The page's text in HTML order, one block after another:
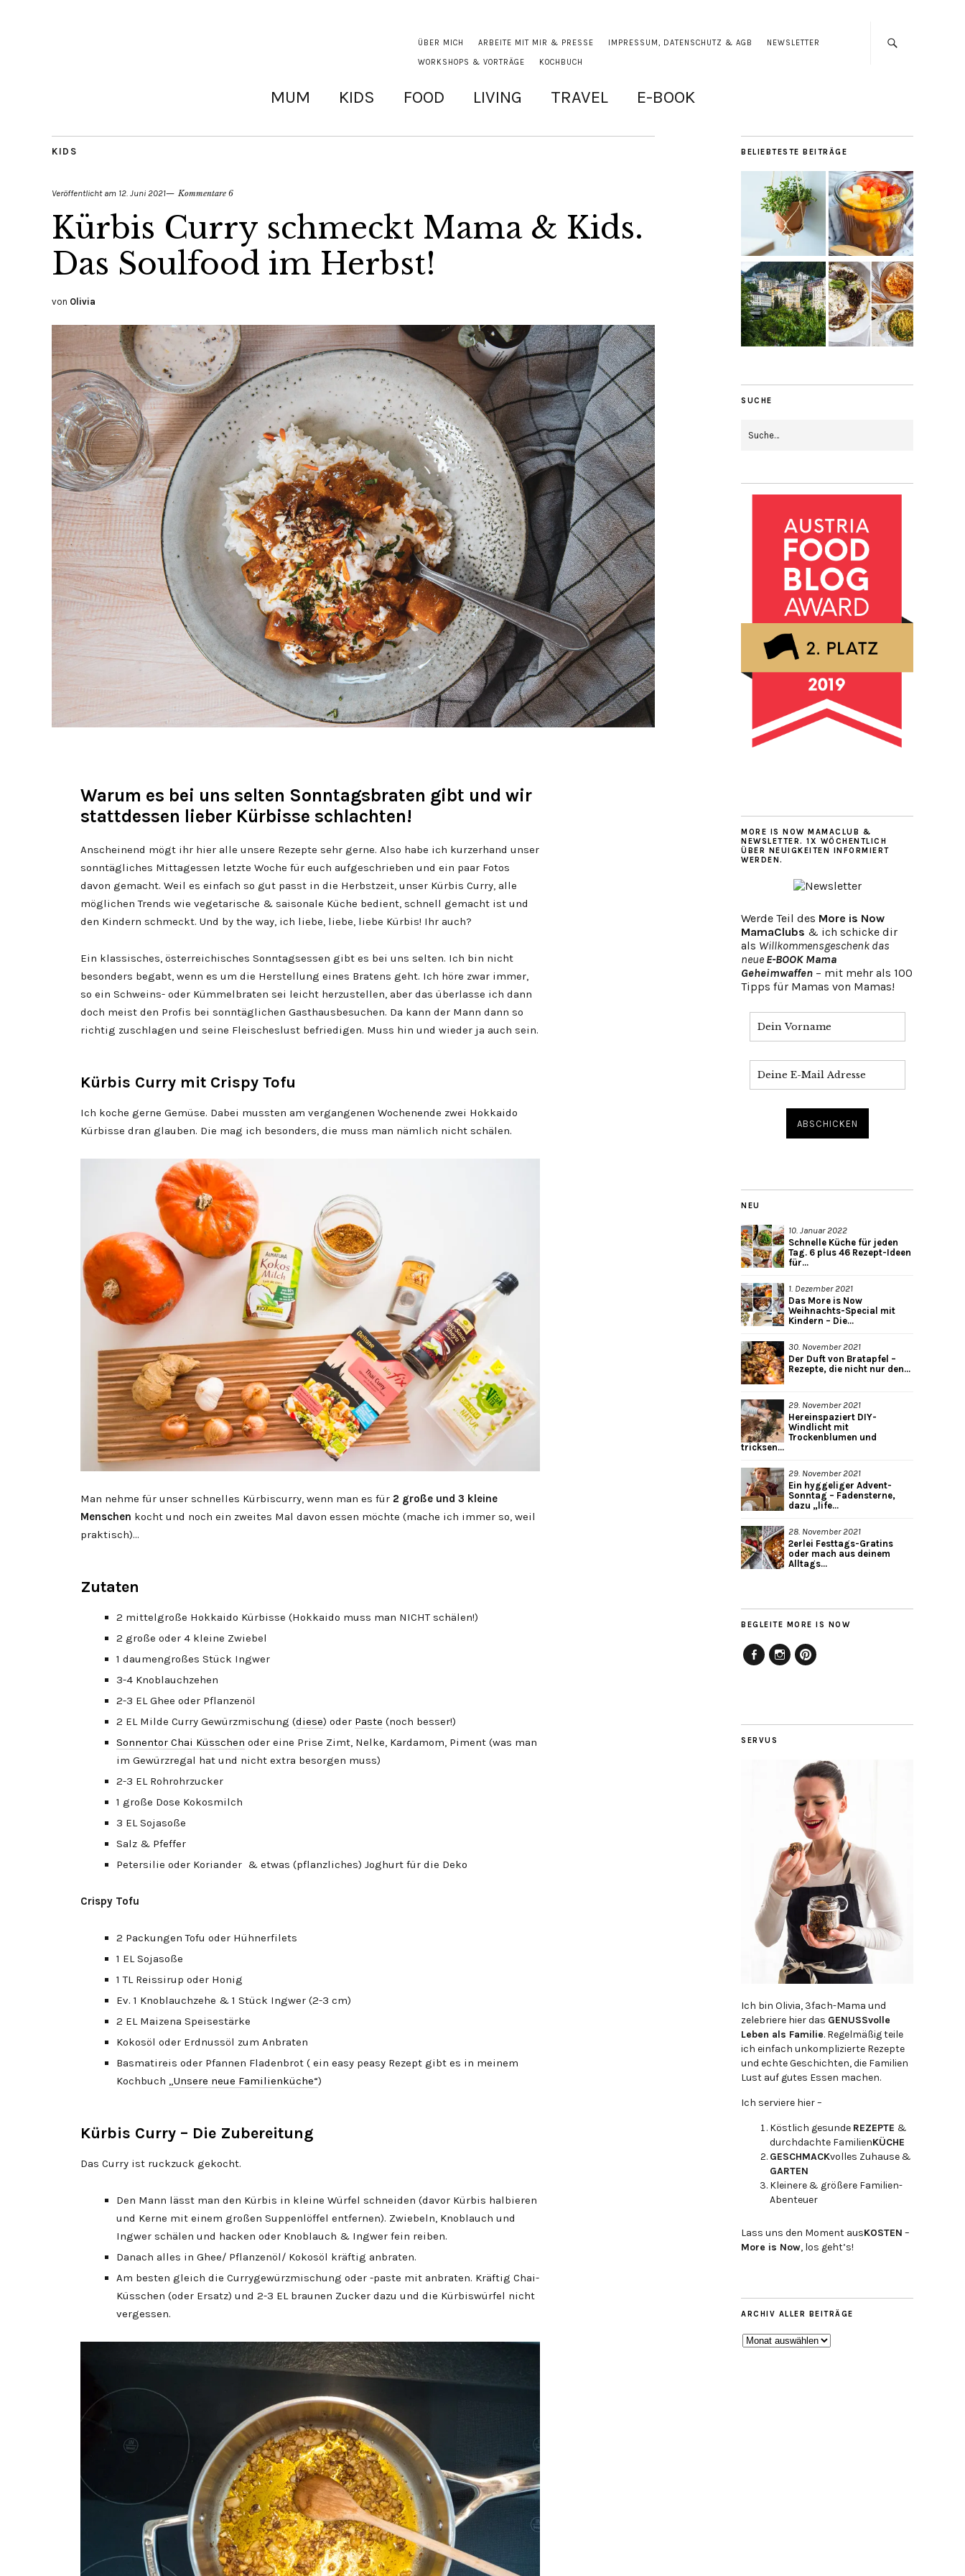
ÜBER MICH ARBEITE MIT MIR & PRESSE IMPRESSUM, DATENSCHUTZ & AGB NEWSLETTER
WORKSHOPS & VORTRÄGE KOCHBUCH
MUM KIDS FOOD LIVING TRAVEL E-BOOK
KIDS
Veröffentlicht am 12. Juni 2021 Kommentare 6
Kürbis Curry schmeckt Mama & Kids.
Das Soulfood im Herbst!
von Olivia
Warum es bei uns selten Sonntagsbraten gibt und wir
stattdessen lieber Kürbisse schlachten!
Anscheinend mögt ihr hier alle unsere Rezepte sehr gerne. Also habe ich kurzerhand unser
sonntägliches Mittagessen letzte Woche für euch aufgeschrieben und ein paar Fotos
davon gemacht. Weil es einfach so gut passt in die Herbstzeit, unser Kürbis Curry, alle
möglichen Trends wie vegetarische & saisonale Küche bedient, schnell gemacht ist und
den Kindern schmeckt. Und by the way, ich liebe, liebe, liebe Kürbis! Ihr auch?
Ein klassisches, österreichisches Sonntagsessen gibt es bei uns selten. Ich bin nicht
besonders begabt, wenn es um die Herstellung eines Bratens geht. Ich höre zwar immer,
so ein Schweins- oder Kümmelbraten sei leicht herzustellen, aber das überlasse ich dann
doch meist den Profis bei sonntäglichen Gasthausbesuchen. Da kann der Mann dann so
richtig zuschlagen und seine Fleischeslust befriedigen. Muss hin und wieder ja auch sein.
Kürbis Curry mit Crispy Tofu
Ich koche gerne Gemüse. Dabei mussten am vergangenen Wochenende zwei Hokkaido
Kürbisse dran glauben. Die mag ich besonders, die muss man nämlich nicht schälen.
Man nehme für unser schnelles Kürbiscurry, wenn man es für 2 große und 3 kleine
Menschen kocht und noch ein zweites Mal davon essen möchte (mache ich immer so, weil
praktisch)…
Zutaten
2 mittelgroße Hokkaido Kürbisse (Hokkaido muss man NICHT schälen!)
2 große oder 4 kleine Zwiebel
1 daumengroßes Stück Ingwer
3-4 Knoblauchzehen
2-3 EL Ghee oder Pflanzenöl
2 EL Milde Curry Gewürzmischung (diese) oder Paste (noch besser!)
Sonnentor Chai Küsschen oder eine Prise Zimt, Nelke, Kardamom, Piment (was man
im Gewürzregal hat und nicht extra besorgen muss)
2-3 EL Rohrohrzucker
1 große Dose Kokosmilch
3 EL Sojasoße
Salz & Pfeffer
Petersilie oder Koriander & etwas (pflanzliches) Joghurt für die Deko
Crispy Tofu
2 Packungen Tofu oder Hühnerfilets
1 EL Sojasoße
1 TL Reissirup oder Honig
Ev. 1 Knoblauchzehe & 1 Stück Ingwer (2-3 cm)
2 EL Maizena Speisestärke
Kokosöl oder Erdnussöl zum Anbraten
Basmatireis oder Pfannen Fladenbrot ( ein easy peasy Rezept gibt es in meinem
Kochbuch „Unsere neue Familienküche“)
Kürbis Curry – Die Zubereitung
Das Curry ist ruckzuck gekocht.
Den Mann lässt man den Kürbis in kleine Würfel schneiden (davor Kürbis halbieren
und Kerne mit einem großen Suppenlöffel entfernen). Zwiebeln, Knoblauch und
Ingwer schälen und hacken oder Knoblauch & Ingwer fein reiben.
Danach alles in Ghee/ Pflanzenöl/ Kokosöl kräftig anbraten.
Am besten gleich die Currygewürzmischung oder -paste mit anbraten. Kräftig Chai-
Küsschen (oder Ersatz) und 2-3 EL braunen Zucker dazu und die Kürbiswürfel nicht
vergessen.
BELIEBTESTE BEITRÄGE
SUCHE
MORE IS NOW MAMACLUB &
NEWSLETTER. 1X WÖCHENTLICH
ÜBER NEUIGKEITEN INFORMIERT
WERDEN.
Werde Teil des More is Now
MamaClubs & ich schicke dir
als Willkommensgeschenk das
neue E-BOOK Mama
Geheimwaffen – mit mehr als 100
Tipps für Mamas von Mamas!
NEU
10. Januar 2022
Schnelle Küche für jeden
Tag. 6 plus 46 Rezept-Ideen
für...
1. Dezember 2021
Das More is Now
Weihnachts-Special mit
Kindern – Die...
30. November 2021
Der Duft von Bratapfel –
Rezepte, die nicht nur den...
29. November 2021
Hereinspaziert DIY-
Windlicht mit
Trockenblumen und
tricksen...
29. November 2021
Ein hyggeliger Advent-
Sonntag – Fadensterne,
dazu „life...
28. November 2021
2erlei Festtags-Gratins
oder mach aus deinem
Alltags...
BEGLEITE MORE IS NOW
SERVUS
Ich bin Olivia, 3fach-Mama und
zelebriere hier das GENUSSvolle
Leben als Familie. Regelmäßig teile
ich einfach unkomplizierte Rezepte
und echte Geschichten, die Familien
Lust auf gutes Essen machen.
Ich serviere hier –
Köstlich gesunde REZEPTE &
durchdachte FamilienKÜCHE
GESCHMACKvolles Zuhause &
GARTEN
Kleinere & größere Familien-
Abenteuer
Lass uns den Moment ausKOSTEN –
More is Now, los geht’s!
ARCHIV ALLER BEITRÄGE
ARCHIV